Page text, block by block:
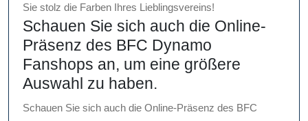
Sie stolz die Farben Ihres Lieblingsvereins!
Schauen Sie sich auch die Online-
Präsenz des BFC Dynamo
Fanshops an, um eine größere
Auswahl zu haben.
Schauen Sie sich auch die Online-Präsenz des BFC